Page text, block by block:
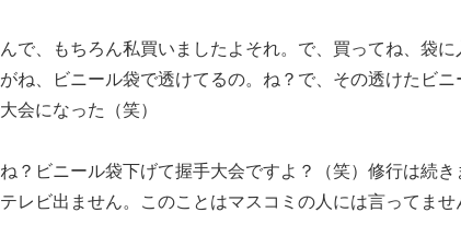
んで、もちろん私買いましたよそれ。で、買ってね、袋
がね、ビニール袋で透けてるの。ね？で、その透けたビ
大会になった（笑）
ね？ビニール袋下げて握手大会ですよ？（笑）修行は続
テレビ出ません。このことはマスコミの人には言ってませ